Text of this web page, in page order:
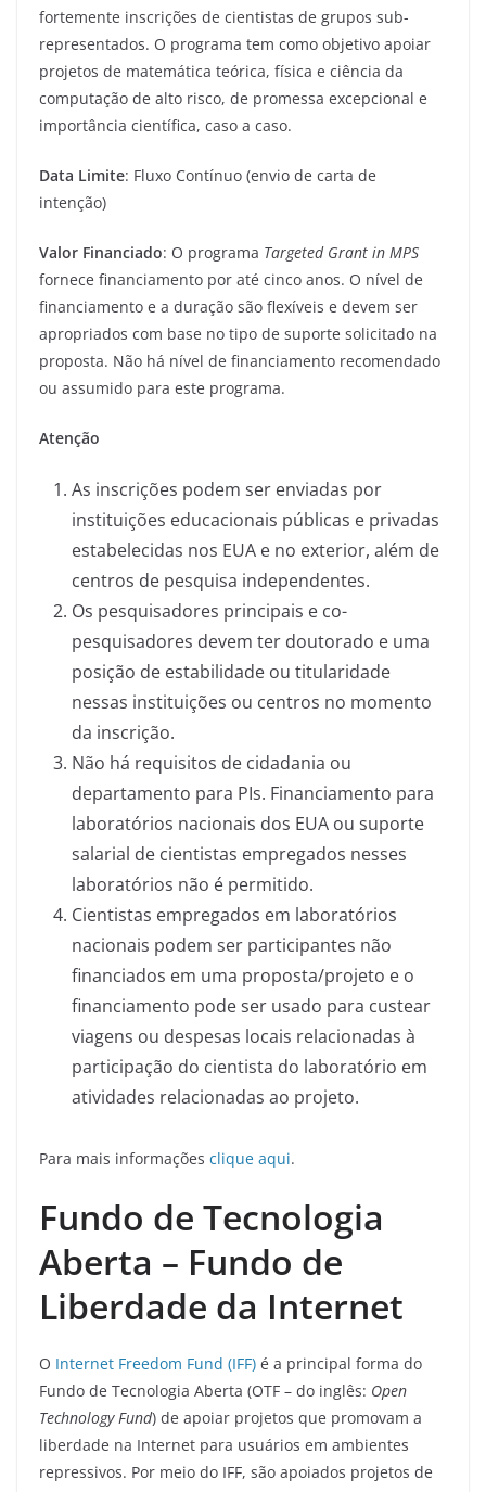
fortemente inscrições de cientistas de grupos sub-
representados. O programa tem como objetivo apoiar
projetos de matemática teórica, física e ciência da
computação de alto risco, de promessa excepcional e
importância científica, caso a caso.
Data Limite: Fluxo Contínuo (envio de carta de
intenção)
Valor Financiado: O programa Targeted Grant in MPS
fornece financiamento por até cinco anos. O nível de
financiamento e a duração são flexíveis e devem ser
apropriados com base no tipo de suporte solicitado na
proposta. Não há nível de financiamento recomendado
ou assumido para este programa.
Atenção
As inscrições podem ser enviadas por
instituições educacionais públicas e privadas
estabelecidas nos EUA e no exterior, além de
centros de pesquisa independentes.
Os pesquisadores principais e co-
pesquisadores devem ter doutorado e uma
posição de estabilidade ou titularidade
nessas instituições ou centros no momento
da inscrição.
Não há requisitos de cidadania ou
departamento para PIs. Financiamento para
laboratórios nacionais dos EUA ou suporte
salarial de cientistas empregados nesses
laboratórios não é permitido.
Cientistas empregados em laboratórios
nacionais podem ser participantes não
financiados em uma proposta/projeto e o
financiamento pode ser usado para custear
viagens ou despesas locais relacionadas à
participação do cientista do laboratório em
atividades relacionadas ao projeto.
Para mais informações clique aqui.
Fundo de Tecnologia
Aberta – Fundo de
Liberdade da Internet
O Internet Freedom Fund (IFF) é a principal forma do
Fundo de Tecnologia Aberta (OTF – do inglês: Open
Technology Fund) de apoiar projetos que promovam a
liberdade na Internet para usuários em ambientes
repressivos. Por meio do IFF, são apoiados projetos de